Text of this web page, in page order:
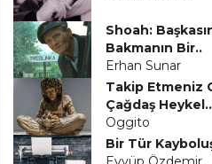
Shoah:
Bakmanın Bir..
Erhan Sunar
Takip Etmeniz
Çağdaş Heykel..
Oggito
Bir Tür